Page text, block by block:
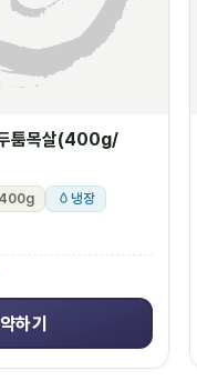
툼목살(400g/
400g 냉장
하기